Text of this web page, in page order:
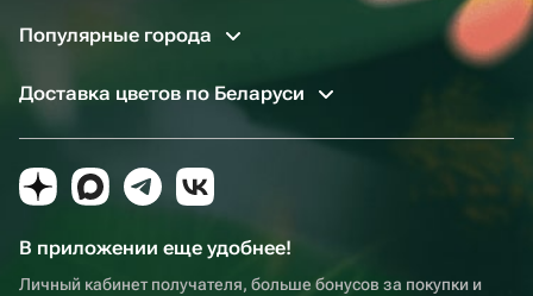
Популярные города
Доставка цветов по Беларуси
В приложении еще удобнее!
Личный кабинет получателя, больше бонусов за покупки и